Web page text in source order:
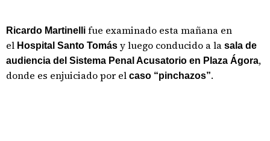
Ricardo Martinelli fue examinado esta mañana en
el Hospital Santo Tomás y luego conducido a la sala de
audiencia del Sistema Penal Acusatorio en Plaza Ágora,
donde es enjuiciado por el caso “pinchazos”.